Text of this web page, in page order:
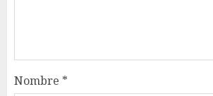
Nombre *